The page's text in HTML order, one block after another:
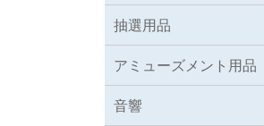
抽選用品
アミューズメント用品
音響